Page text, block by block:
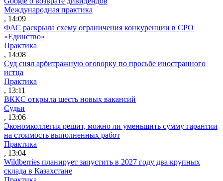
Международная практика
, 14:09
ФАС раскрыла схему ограничения конкуренции в СРО
«Единство»
Практика
, 14:08
Суд снял арбитражную оговорку по просьбе иностранного
истца
Практика
, 13:11
ВККС открыла шесть новых вакансий
Судьи
, 13:06
Экономколлегия решит, можно ли уменьшить сумму гарантии
на стоимость выполненных работ
Практика
, 13:04
Wildberries планирует запустить в 2027 году два крупных
склада в Казахстане